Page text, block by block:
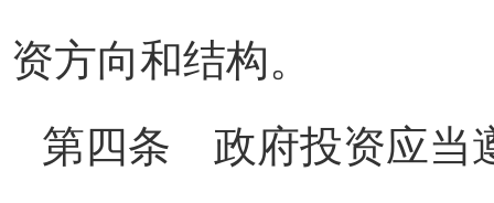
资方向和结构。
第四条 政府投资应当